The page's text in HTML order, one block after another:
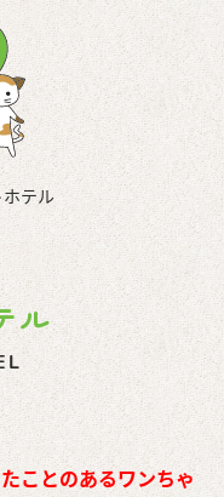
ル
テル
ことのあるワンちゃ